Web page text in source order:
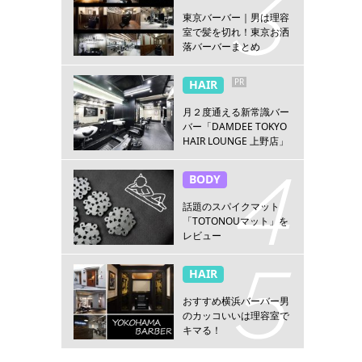
東京バーバー｜男は理容
室で髪を切れ！東京お洒
落バーバーまとめ
HAIR PR
月２度通える新常識バー
バー「DAMDEE TOKYO
HAIR LOUNGE 上野店」
BODY
話題のスパイクマット
「TOTONOUマット」を
レビュー
HAIR
おすすめ横浜バーバー男
のカッコいいは理容室で
キマる！